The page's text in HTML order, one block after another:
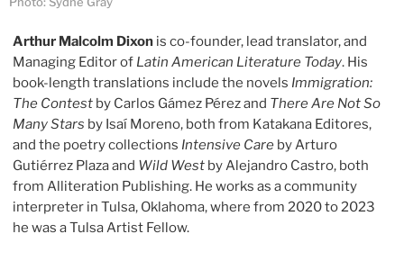
Arthur Malcolm Dixon is co-founder, lead translator, and
Managing Editor of Latin American Literature Today. His
book-length translations include the novels Immigration:
The Contest by Carlos Gámez Pérez and There Are Not So
Many Stars by Isaí Moreno, both from Katakana Editores,
and the poetry collections Intensive Care by Arturo
Gutiérrez Plaza and Wild West by Alejandro Castro, both
from Alliteration Publishing. He works as a community
interpreter in Tulsa, Oklahoma, where from 2020 to 2023
he was a Tulsa Artist Fellow.